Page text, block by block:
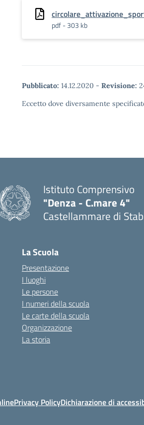
pdf - 303 kb
Pubblicato: 14.12.2020 - Revisione:
Eccetto dove diversamente
Istituto Comprensivo
"Denza - C.mare 4"
Castellammare di
La Scuola
Presentazione
I luoghi
Le persone
I numeri della scuola
Le carte della scuola
Organizzazione
La storia
Privacy PolicyDichiarazione di